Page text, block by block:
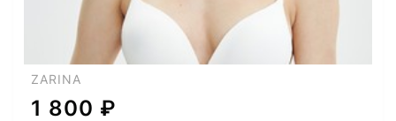
ZARINA
1 800 ₽